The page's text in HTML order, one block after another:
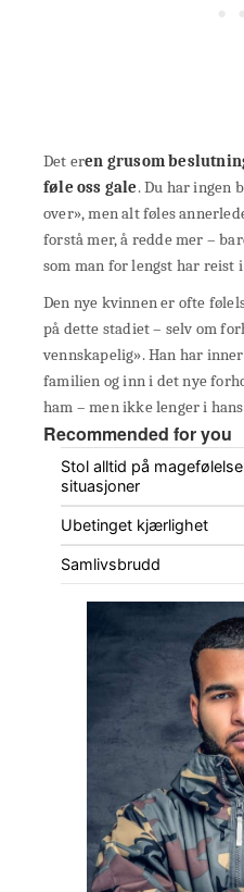
Det eren grusom
føle oss gale. Du har ingen
over», men alt føles
forstå mer, å redde mer –
som man for lengst har reist
Den nye kvinnen er ofte
på dette stadiet – selv om
vennskapelig». Han har
familien og inn i det nye
ham – men ikke lenger i
Recommended for you
Stol alltid på
situasjoner
Ubetinget kjærlighet
Samlivsbrudd